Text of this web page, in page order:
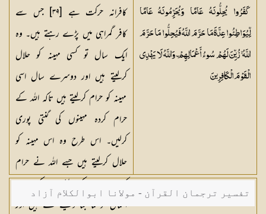
كَفَرُوا يُحِلُّونَهُ عَامًا وَيُحَرِّمُونَهُ عَامًا
لِّيُوَاطِئُوا عِدَّةَ مَا حَرَّمَ اللَّهُ فَيُحِلُّوا مَا حَرَّمَ
اللَّهُ ۚ زُيِّنَ لَهُمْ سُوءُ أَعْمَالِهِمْ ۗ وَاللَّهُ لَا يَهْدِي
الْقَوْمَالْكَافِرِينَ
کیلانی
کافرانہ حرکت ہے [٣٩] جس سے
کافر گمراہی میں پڑے رہتے ہیں۔ وہ
ایک سال تو کسی مہینہ کو حلال
کرلیتے ہیں اور دوسرے سال اسی
مہینہ کو حرام کرلیتے ہیں تاکہ اللہ کے
حرام کردہ مہینوں کی گنتی پوری
کرلیں۔ اس طرح وہ اس مہینہ کو
حلال کرلیتے ہیں جسے اللہ نے حرام
کیا تھا۔ ان کے لئے ان کے برے
اعمال خوشنما بنا دیئے گئے ہیں اور
تفسیر ترجمان القرآن - مولانا ابوالکلام آزاد